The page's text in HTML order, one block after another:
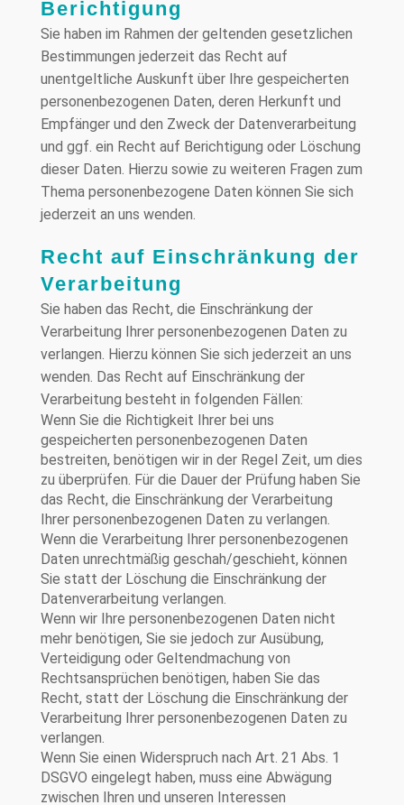
Berichtigung
Sie haben im Rahmen der geltenden gesetzlichen
Bestimmungen jederzeit das Recht auf
unentgeltliche Auskunft über Ihre gespeicherten
personenbezogenen Daten, deren Herkunft und
Empfänger und den Zweck der Datenverarbeitung
und ggf. ein Recht auf Berichtigung oder Löschung
dieser Daten. Hierzu sowie zu weiteren Fragen zum
Thema personenbezogene Daten können Sie sich
jederzeit an uns wenden.
Recht auf Einschränkung der
Verarbeitung
Sie haben das Recht, die Einschränkung der
Verarbeitung Ihrer personenbezogenen Daten zu
verlangen. Hierzu können Sie sich jederzeit an uns
wenden. Das Recht auf Einschränkung der
Verarbeitung besteht in folgenden Fällen:
Wenn Sie die Richtigkeit Ihrer bei uns
gespeicherten personenbezogenen Daten
bestreiten, benötigen wir in der Regel Zeit, um dies
zu überprüfen. Für die Dauer der Prüfung haben Sie
das Recht, die Einschränkung der Verarbeitung
Ihrer personenbezogenen Daten zu verlangen.
Wenn die Verarbeitung Ihrer personenbezogenen
Daten unrechtmäßig geschah/geschieht, können
Sie statt der Löschung die Einschränkung der
Datenverarbeitung verlangen.
Wenn wir Ihre personenbezogenen Daten nicht
mehr benötigen, Sie sie jedoch zur Ausübung,
Verteidigung oder Geltendmachung von
Rechtsansprüchen benötigen, haben Sie das
Recht, statt der Löschung die Einschränkung der
Verarbeitung Ihrer personenbezogenen Daten zu
verlangen.
Wenn Sie einen Widerspruch nach Art. 21 Abs. 1
DSGVO eingelegt haben, muss eine Abwägung
zwischen Ihren und unseren Interessen